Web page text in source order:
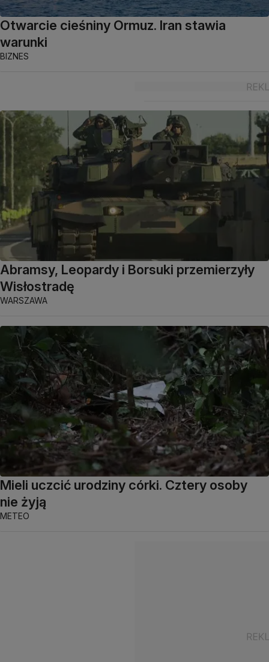
Otwarcie cieśniny Ormuz. Iran stawia
warunki
BIZNES
Abramsy, Leopardy i Borsuki przemierzyły
Wisłostradę
WARSZAWA
Mieli uczcić urodziny córki. Cztery osoby
nie żyją
METEO